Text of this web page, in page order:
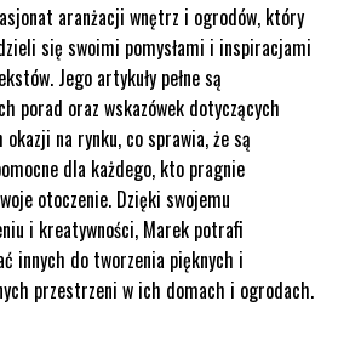
aranżacji wnętrz i ogrodów, który
się swoimi pomysłami i inspiracjami
Jego artykuły pełne są
porad oraz wskazówek dotyczących
okazji na rynku, co sprawia, że są
dla każdego, kto pragnie
otoczenie. Dzięki swojemu
i kreatywności, Marek potrafi
innych do tworzenia pięknych i
przestrzeni w ich domach i ogrodach.